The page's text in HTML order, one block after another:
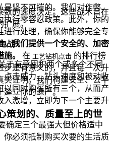
的速度决定。这些战术旨在
扩展。
战"
于有意囤积两个或多个不同
点击威力、钻头速度和被动收
以同时购买所有三个，从而产
入激增，立即为下一个主要升
确定三个最强大但价格适中
你必须抵制购买次要的生活质
是坚不可摧的。我们对作弊、
行零容忍政策。此外，你的
行处理，确保你能够完全专
。我们提供一个安全的、加密
。
在 工艺钻机点击 的排行榜
步是有意义的，并且每一次升
实证明。我们构建安全、公平
建立你的遗产。
策划的、质量至上的世